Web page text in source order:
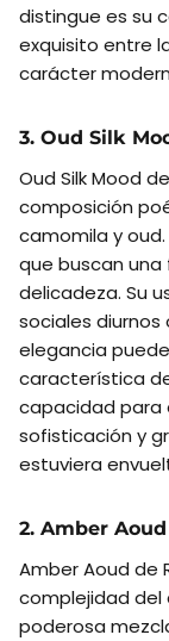
distingue es su
exquisito entre
carácter
3. Oud Silk
Oud Silk Mood
composición
camomila y
que buscan
delicadeza. Su
sociales diurnos
elegancia
característica
capacidad para
sofisticación y
estuviera
2. Amber
Amber Aoud de
complejidad del
poderosa